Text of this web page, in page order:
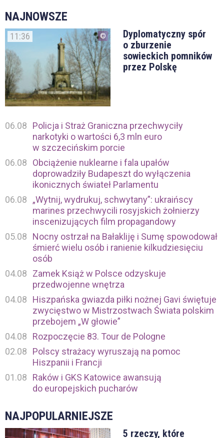
NAJNOWSZE
11:36
Dyplomatyczny spór
o zburzenie
sowieckich pomników
przez Polskę
06.08
Policja i Straż Graniczna przechwyciły
narkotyki o wartości 6,3 mln euro
w szczecińskim porcie
06.08
Obciążenie nuklearne i fala upałów
doprowadziły Budapeszt do wyłączenia
ikonicznych świateł Parlamentu
06.08
„Wytnij, wydrukuj, schwytany”: ukraińscy
marines przechwycili rosyjskich żołnierzy
inscenizujących film propagandowy
05.08
Nocny ostrzał na Bałakliję i Sumę spowodował
śmierć wielu osób i ranienie kilkudziesięciu
osób
04.08
Zamek Książ w Polsce odzyskuje
przedwojenne wnętrza
04.08
Hiszpańska gwiazda piłki nożnej Gavi świętuje
zwycięstwo w Mistrzostwach Świata polskim
przebojem „W głowie”
04.08
Rozpoczęcie 83. Tour de Pologne
02.08
Polscy strażacy wyruszają na pomoc
Hiszpanii i Francji
01.08
Raków i GKS Katowice awansują
do europejskich pucharów
NAJPOPULARNIEJSZE
5 rzeczy, które